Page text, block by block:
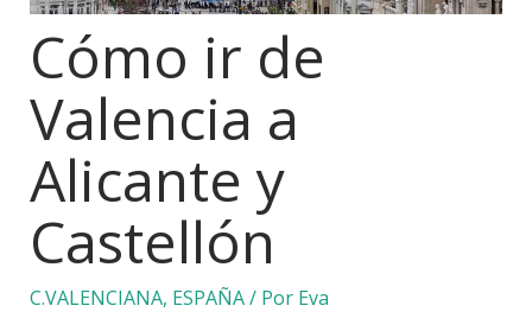
Cómo ir de
Valencia a
Alicante y
Castellón
C.VALENCIANA, ESPAÑA/ Por Eva